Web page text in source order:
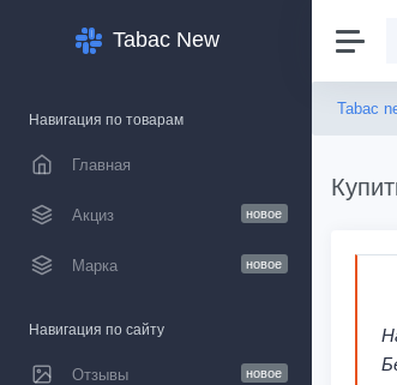
Tabac New
Навигация по товарам
Главная
Акциз новое
Марка новое
Навигация по сайту
Отзывы новое
Tabac